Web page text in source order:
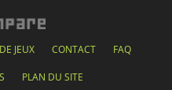
JEUX CONTACT FAQ
PLAN DU SITE